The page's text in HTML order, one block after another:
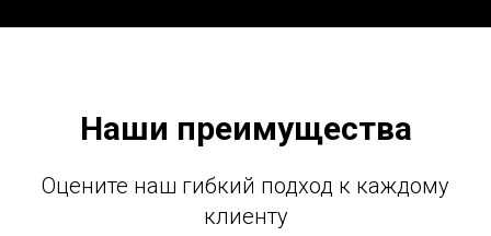
Наши преимущества
Оцените наш гибкий подход к каждому
клиенту